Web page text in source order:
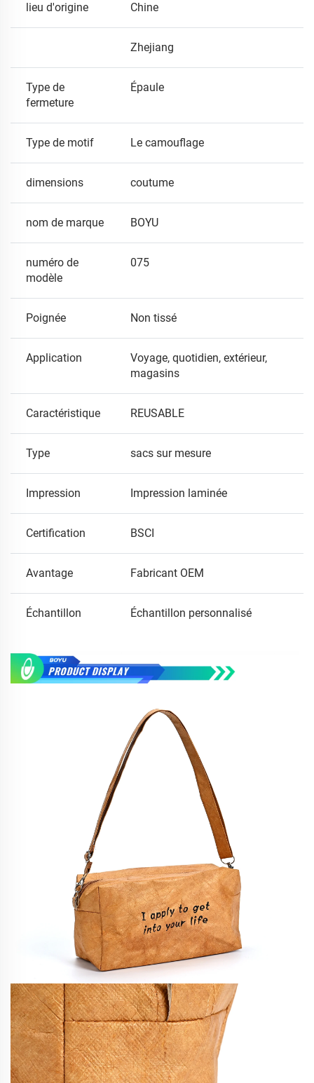
lieu d'origine Chine
Zhejiang
Type de
fermeture
Épaule
Type de motif Le camouflage
dimensions coutume
nom de marque BOYU
numéro de
modèle
075
Poignée Non tissé
Application
Voyage, quotidien, extérieur,
magasins
Caractéristique REUSABLE
Type sacs sur mesure
Impression Impression laminée
Certification BSCI
Avantage Fabricant OEM
Échantillon Échantillon personnalisé